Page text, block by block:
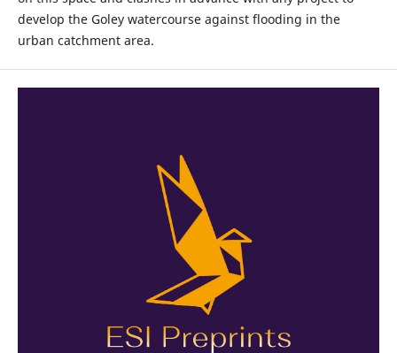
develop the Goley watercourse against flooding in the
urban catchment area.